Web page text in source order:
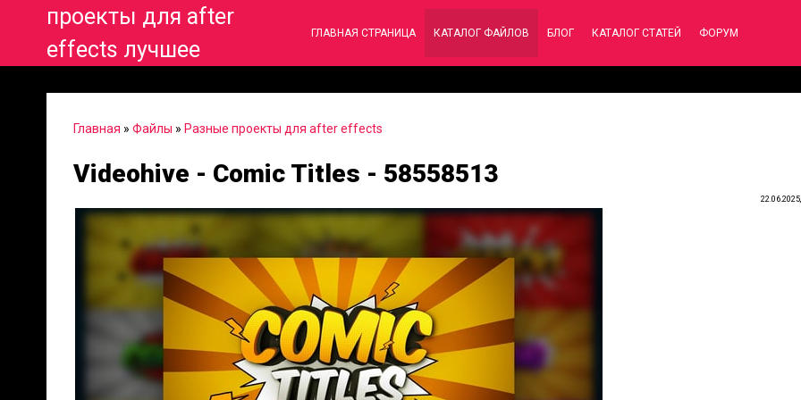
проекты для after
effects лучшее
ГЛАВНАЯ СТРАНИЦА КАТАЛОГ ФАЙЛОВ БЛОГ КАТАЛОГ СТАТЕЙ ФОРУМ
Главная » Файлы » Разные проекты для after effects
Videohive - Comic Titles - 58558513